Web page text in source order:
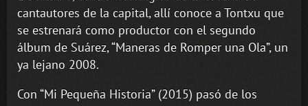
cantautores de la capital, allí conoce a Tontxu que
se estrenará como productor con el segundo
álbum de Suárez, “Maneras de Romper una Ola”, un
ya lejano 2008.
Con “Mi Pequeña Historia” (2015) pasó de los